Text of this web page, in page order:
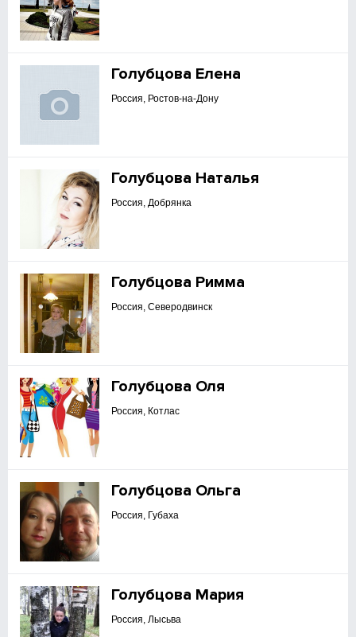
Голубцова Елена
Россия, Ростов-на-Дону
Голубцова Наталья
Россия, Добрянка
Голубцова Римма
Россия, Северодвинск
Голубцова Оля
Россия, Котлас
Голубцова Ольга
Россия, Губаха
Голубцова Мария
Россия, Лысьва